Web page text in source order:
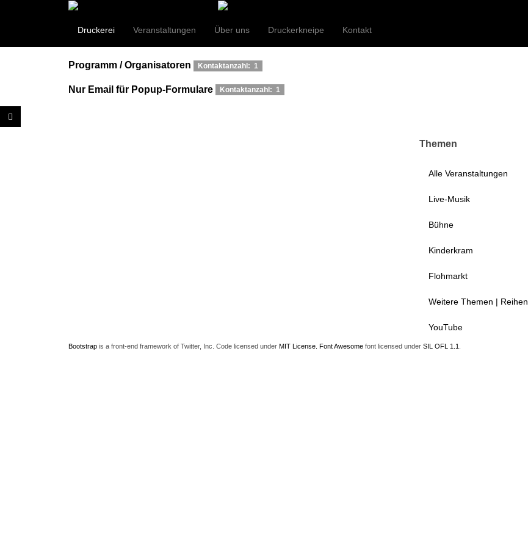
Druckerei Veranstaltungen Über uns Druckerkneipe Kontakt
Programm / Organisatoren Kontaktanzahl: 1
Nur Email für Popup-Formulare Kontaktanzahl: 1
Themen
Alle Veranstaltungen
Live-Musik
Bühne
Kinderkram
Flohmarkt
Weitere Themen | Reihen
YouTube
Bootstrap is a front-end framework of Twitter, Inc. Code licensed under MIT License. Font Awesome font licensed under SIL OFL 1.1